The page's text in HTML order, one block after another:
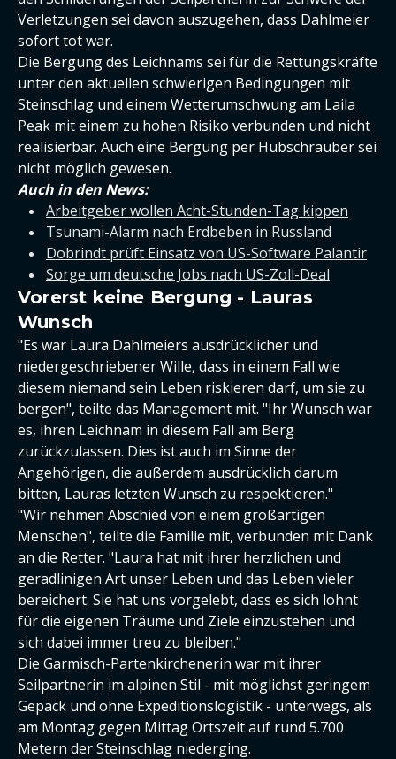
Verletzungen sei davon auszugehen, dass Dahlmeier
sofort tot war.
Die Bergung des Leichnams sei für die Rettungskräfte
unter den aktuellen schwierigen Bedingungen mit
Steinschlag und einem Wetterumschwung am Laila
Peak mit einem zu hohen Risiko verbunden und nicht
realisierbar. Auch eine Bergung per Hubschrauber sei
nicht möglich gewesen.
Auch in den News:
Arbeitgeber wollen Acht-Stunden-Tag kippen
Tsunami-Alarm nach Erdbeben in Russland
Dobrindt prüft Einsatz von US-Software Palantir
Sorge um deutsche Jobs nach US-Zoll-Deal
Vorerst keine Bergung - Lauras
Wunsch
"Es war Laura Dahlmeiers ausdrücklicher und
niedergeschriebener Wille, dass in einem Fall wie
diesem niemand sein Leben riskieren darf, um sie zu
bergen", teilte das Management mit. "Ihr Wunsch war
es, ihren Leichnam in diesem Fall am Berg
zurückzulassen. Dies ist auch im Sinne der
Angehörigen, die außerdem ausdrücklich darum
bitten, Lauras letzten Wunsch zu respektieren."
"Wir nehmen Abschied von einem großartigen
Menschen", teilte die Familie mit, verbunden mit Dank
an die Retter. "Laura hat mit ihrer herzlichen und
geradlinigen Art unser Leben und das Leben vieler
bereichert. Sie hat uns vorgelebt, dass es sich lohnt
für die eigenen Träume und Ziele einzustehen und
sich dabei immer treu zu bleiben."
Die Garmisch-Partenkirchenerin war mit ihrer
Seilpartnerin im alpinen Stil - mit möglichst geringem
Gepäck und ohne Expeditionslogistik - unterwegs, als
am Montag gegen Mittag Ortszeit auf rund 5.700
Metern der Steinschlag niederging.